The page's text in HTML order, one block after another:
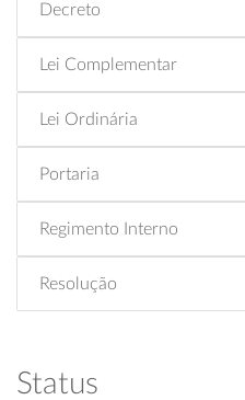
Decreto
Lei Complementar
Lei Ordinária
Portaria
Regimento Interno
Resolução
Status